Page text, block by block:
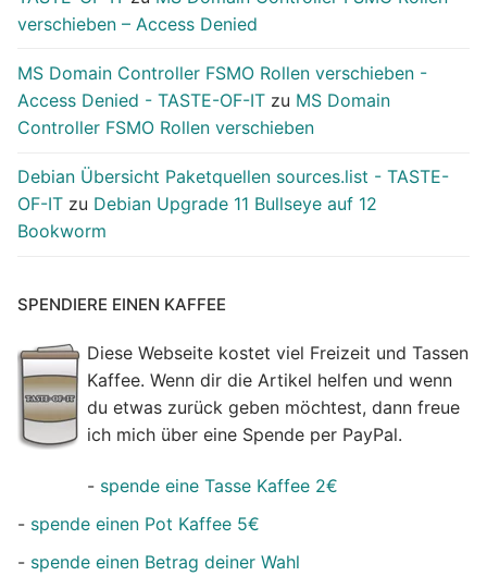
verschieben – Access Denied
MS Domain Controller FSMO Rollen verschieben -
Access Denied - TASTE-OF-IT zu MS Domain
Controller FSMO Rollen verschieben
Debian Übersicht Paketquellen sources.list - TASTE-
OF-IT zu Debian Upgrade 11 Bullseye auf 12
Bookworm
SPENDIERE EINEN KAFFEE
Diese Webseite kostet viel Freizeit und Tassen
Kaffee. Wenn dir die Artikel helfen und wenn
du etwas zurück geben möchtest, dann freue
ich mich über eine Spende per PayPal.
- spende eine Tasse Kaffee 2€
- spende einen Pot Kaffee 5€
- spende einen Betrag deiner Wahl